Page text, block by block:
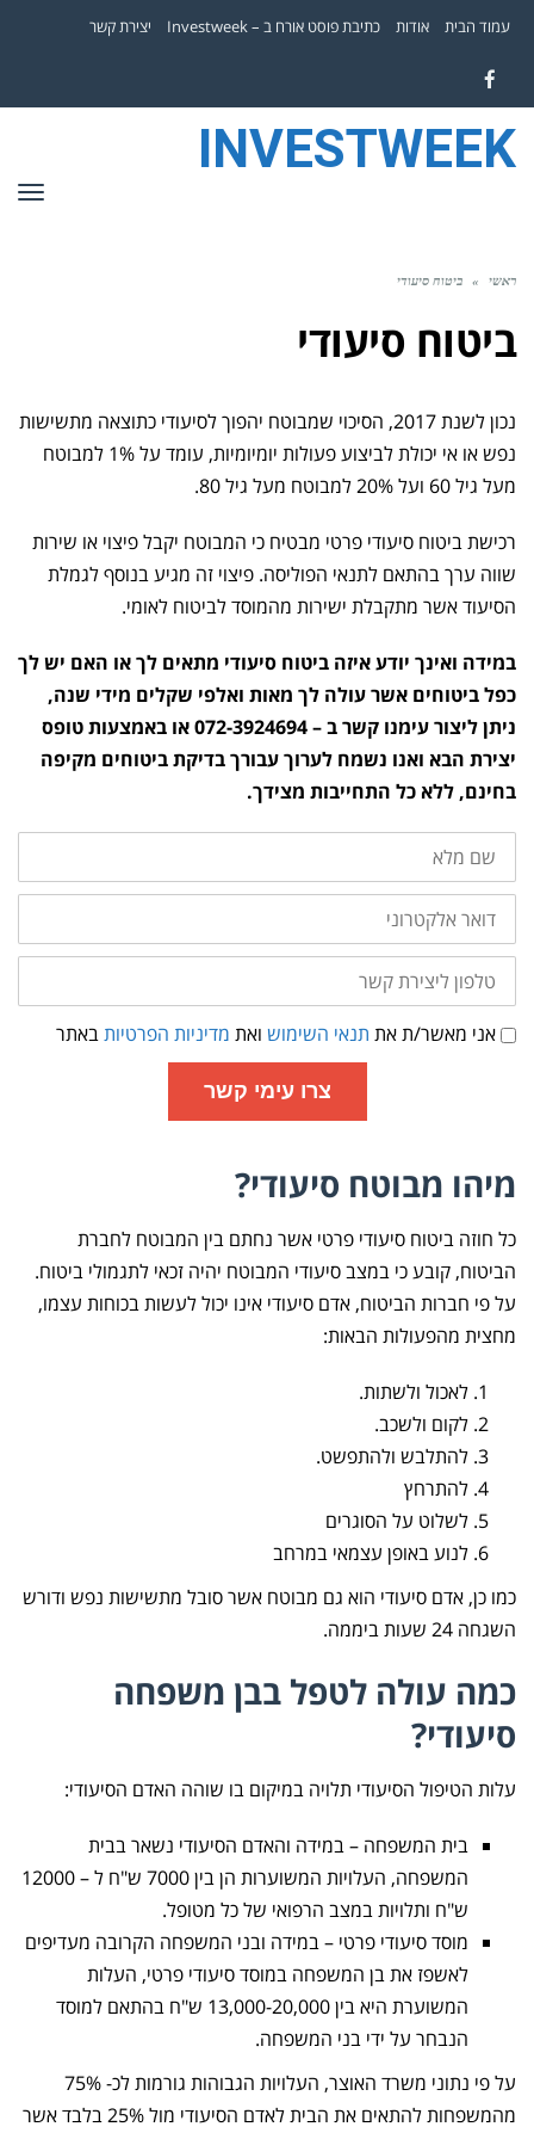
עמוד הבית אודות כתיבת פוסט אורח ב – Investweek יצירת קשר
Facebook
INVESTWEEK
ראשי » ביטוח סיעודי
ביטוח סיעודי
נכון לשנת 2017, הסיכוי שמבוטח יהפוך לסיעודי כתוצאה מתשישות
נפש או אי יכולת לביצוע פעולות יומיומיות, עומד על 1% למבוטח
מעל גיל 60 ועל 20% למבוטח מעל גיל 80.
רכישת ביטוח סיעודי פרטי מבטיח כי המבוטח יקבל פיצוי או שירות
שווה ערך בהתאם לתנאי הפוליסה. פיצוי זה מגיע בנוסף לגמלת
הסיעוד אשר מתקבלת ישירות מהמוסד לביטוח לאומי.
במידה ואינך יודע איזה ביטוח סיעודי מתאים לך או האם יש לך
כפל ביטוחים אשר עולה לך מאות ואלפי שקלים מידי שנה,
ניתן ליצור עימנו קשר ב – 072-3924694 או באמצעות טופס
יצירת הבא ואנו נשמח לערוך עבורך בדיקת ביטוחים מקיפה
בחינם, ללא כל התחייבות מצידך.
שם
מלא
דואר
אלקטרוני
טלפון
ליצירת
קשר
תנאי
שימוש
אני מאשר/ת את תנאי השימוש ואת מדיניות הפרטיותבאתר
צרו עימי קשר
מיהו מבוטח סיעודי?
כל חוזה ביטוח סיעודי פרטי אשר נחתם בין המבוטח לחברת
הביטוח, קובע כי במצב סיעודי המבוטח יהיה זכאי לתגמולי ביטוח.
על פי חברות הביטוח, אדם סיעודי אינו יכול לעשות בכוחות עצמו,
מחצית מהפעולות הבאות:
לאכול ולשתות.
לקום ולשכב.
להתלבש ולהתפשט.
להתרחץ
לשלוט על הסוגרים
לנוע באופן עצמאי במרחב
כמו כן, אדם סיעודי הוא גם מבוטח אשר סובל מתשישות נפש ודורש
השגחה 24 שעות ביממה.
כמה עולה לטפל בבן משפחה
סיעודי?
עלות הטיפול הסיעודי תלויה במיקום בו שוהה האדם הסיעודי:
בית המשפחה – במידה והאדם הסיעודי נשאר בבית
המשפחה, העלויות המשוערות הן בין 7000 ש"ח ל – 12000
ש"ח ותלויות במצב הרפואי של כל מטופל.
מוסד סיעודי פרטי – במידה ובני המשפחה הקרובה מעדיפים
לאשפז את בן המשפחה במוסד סיעודי פרטי, העלות
המשוערת היא בין 13,000-20,000 ש"ח בהתאם למוסד
הנבחר על ידי בני המשפחה.
על פי נתוני משרד האוצר, העלויות הגבוהות גורמות לכ- 75%
מהמשפחות להתאים את הבית לאדם הסיעודי מול 25% בלבד אשר